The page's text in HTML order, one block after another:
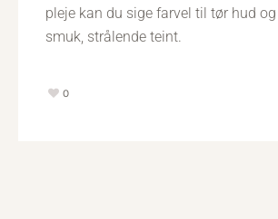
pleje kan du sige farvel til tør hud
smuk, strålende teint.
0